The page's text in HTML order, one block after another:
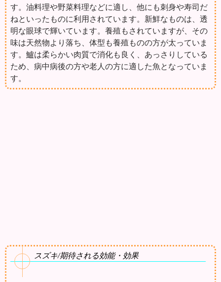
す。油料理や野菜料理などに適し、他にも刺身や寿司だ
ねといったものに利用されています。新鮮なものは、透
明な眼球で輝いています。養殖もされていますが、その
味は天然物より落ち、体型も養殖ものの方が太っていま
す。鱸は柔らかい肉質で消化も良く、あっさりしている
ため、病中病後の方や老人の方に適した魚となっていま
す。
スズキ/期待される効能・効果